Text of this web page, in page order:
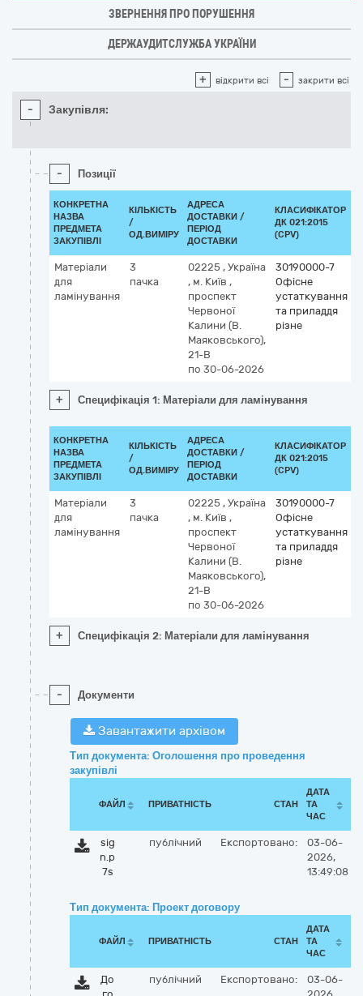
ЗВЕРНЕННЯ ПРО ПОРУШЕННЯ
ДЕРЖАУДИТСЛУЖБА УКРАЇНИ
+ відкрити всі - закрити всі
- Закупівля:
- Позиції
КОНКРЕТНА
НАЗВА
ПРЕДМЕТА
ЗАКУПІВЛІ
КІЛЬКІСТЬ
/
ОД.ВИМІРУ
АДРЕСА
ДОСТАВКИ /
ПЕРІОД
ДОСТАВКИ
КЛАСИФІКАТОР
ДК 021:2015
(CPV)
Матеріали
для
ламінування
3
пачка
02225 , Україна
, м. Київ ,
проспект
Червоної
Калини (В.
Маяковського),
21-В
по 30-06-2026
30190000-7
Офісне
устаткування
та приладдя
різне
+ Специфікація 1: Матеріали для ламінування
КОНКРЕТНА
НАЗВА
ПРЕДМЕТА
ЗАКУПІВЛІ
КІЛЬКІСТЬ
/
ОД.ВИМІРУ
АДРЕСА
ДОСТАВКИ /
ПЕРІОД
ДОСТАВКИ
КЛАСИФІКАТОР
ДК 021:2015
(CPV)
Матеріали
для
ламінування
3
пачка
02225 , Україна
, м. Київ ,
проспект
Червоної
Калини (В.
Маяковського),
21-В
по 30-06-2026
30190000-7
Офісне
устаткування
та приладдя
різне
+ Специфікація 2: Матеріали для ламінування
- Документи
Завантажити архівом
Тип документа: Оголошення про проведення
закупівлі
ФАЙЛ ПРИВАТНІСТЬ СТАН
ДАТА
ТА
ЧАС
sig
n.p
7s
публічний Експортовано:
03-06-
2026,
13:49:08
Тип документа: Проект договору
ФАЙЛ ПРИВАТНІСТЬ СТАН
ДАТА
ТА
ЧАС
До
публічний Експортовано:
03-06-